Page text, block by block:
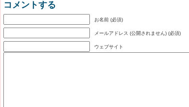
コメントする
お名前 (必須)
メールアドレス (公開されません) (必須)
ウェブサイト